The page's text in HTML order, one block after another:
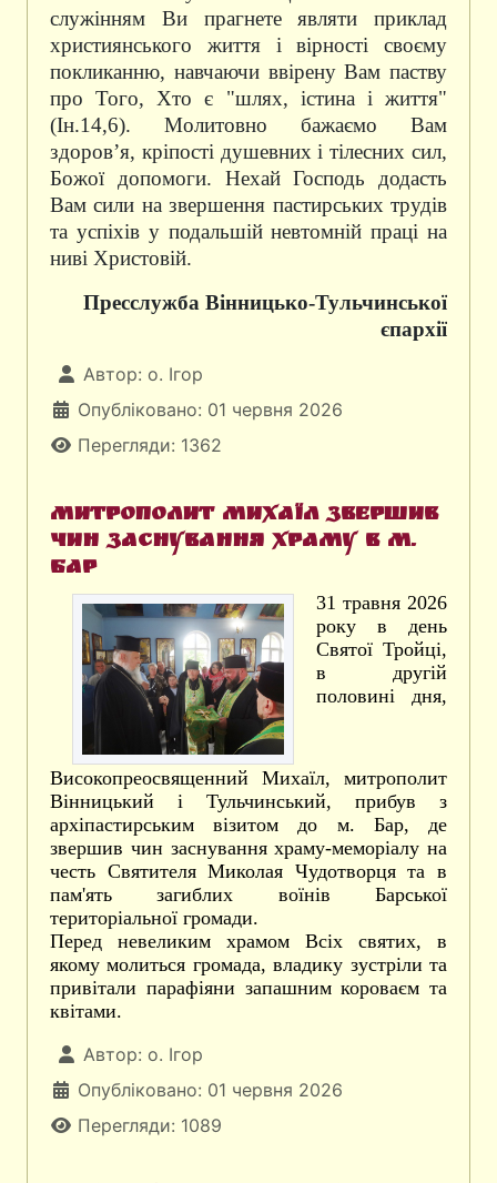
служінням Ви прагнете являти приклад
християнського життя і вірності своєму
покликанню, навчаючи ввірену Вам паству
про Того, Хто є "шлях, істина і життя"
(Ін.14,6). Молитовно бажаємо Вам
здоров’я, кріпості душевних і тілесних сил,
Божої допомоги. Нехай Господь додасть
Вам сили на звершення пастирських трудів
та успіхів у подальшій невтомній праці на
ниві Христовій.
Пресслужба Вінницько-Тульчинської
єпархії
Автор: о. Ігор
Опубліковано: 01 червня 2026
Перегляди: 1362
Митрополит Михаїл звершив
чин заснування храму в м.
Бар
31 травня 2026
року в день
Святої Тройці,
в другій
половині дня,
Високопреосвященний Михаїл, митрополит
Вінницький і Тульчинський, прибув з
архіпастирським візитом до м. Бар, де
звершив чин заснування храму-меморіалу на
честь Святителя Миколая Чудотворця та в
пам'ять загиблих воїнів Барської
територіальної громади.
Перед невеликим храмом Всіх святих, в
якому молиться громада, владику зустріли та
привітали парафіяни запашним короваєм та
квітами.
Автор: о. Ігор
Опубліковано: 01 червня 2026
Перегляди: 1089